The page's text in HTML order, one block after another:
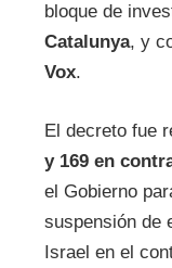
bloque de
Catalunya, y
Vox.
El decreto fue
y 169 en
el Gobierno
suspensión de
Israel en el